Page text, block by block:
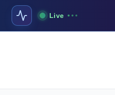
Live